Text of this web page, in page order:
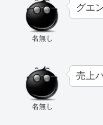
名無し
グエ
名無し
売上